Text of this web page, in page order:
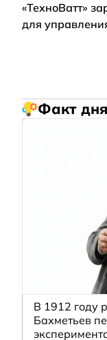
«ТехноВатт»
для
Факт дня
В 1912 году
Бахметьев